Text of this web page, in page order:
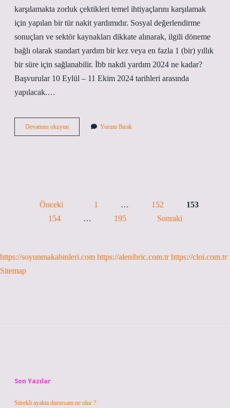
karşılamakta zorluk çektikleri temel ihtiyaçlarını karşılamak
için yapılan bir tür nakit yardımıdır. Sosyal değerlendirme
sonuçları ve sektör kaynakları dikkate alınarak, ilgili döneme
bağlı olarak standart yardım bir kez veya en fazla 1 (bir) yıllık
bir süre için sağlanabilir. İbb nakdi yardım 2024 ne kadar?
Başvurular 10 Eylül – 11 Ekim 2024 tarihleri ​​arasında
yapılacak.…
Devamını okuyunİBb
Nakdi
Yorum Bırak
sayfalaması
Önceki 1 … 152
153
154
… 195 Sonraki
https://soyunmakabinleri.com https://alenibric.com.tr https://cloi.com.tr
Sitemap
Son Yazılar
Sürekli ayakta durursam ne olur ?